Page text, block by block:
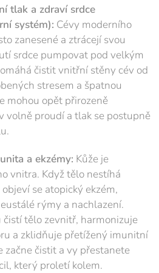
tlak a zdraví srdce
systém): Cévy moderního
zanesené a ztrácejí svou
srdce pumpovat pod velkým
čistit vnitřní stěny cév od
stresem a špatnou
mohou opět přirozeně
volně proudí a tlak se postupně
a ekzémy: Kůže je
vnitra. Když tělo nestíhá
se atopický ekzém,
rýmy a nachlazení.
čistí tělo zevnitř, harmonizuje
a zklidňuje přetížený imunitní
začne čistit a vy přestanete
který proletí kolem.